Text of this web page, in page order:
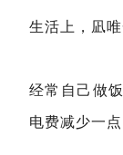
生活上，凪
经常自己做
电费减少一